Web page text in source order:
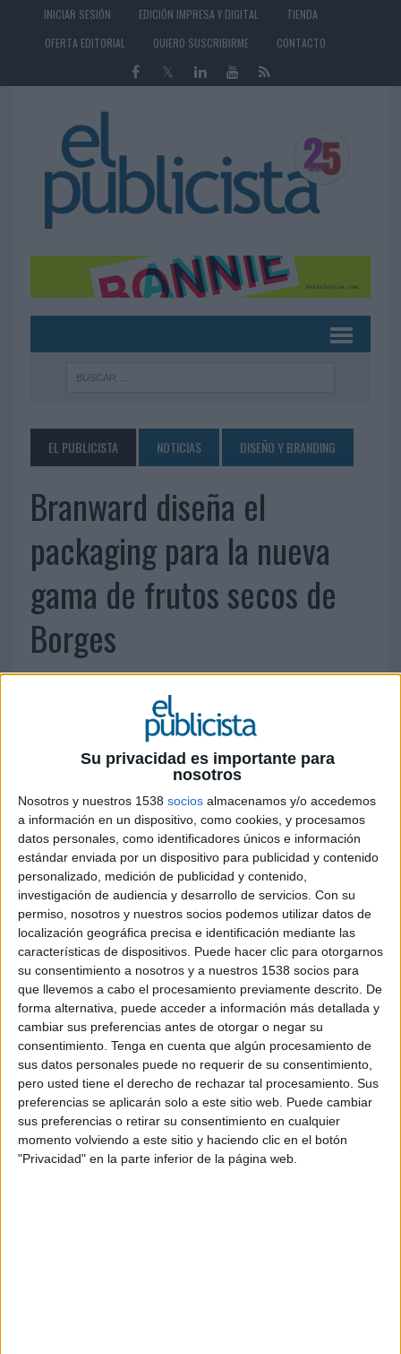
Su privacidad es importante para
nosotros
Nosotros y nuestros 1538 socios almacenamos y/o accedemos
a información en un dispositivo, como cookies, y procesamos
datos personales, como identificadores únicos e información
estándar enviada por un dispositivo para publicidad y contenido
personalizado, medición de publicidad y contenido,
investigación de audiencia y desarrollo de servicios. Con su
permiso, nosotros y nuestros socios podemos utilizar datos de
localización geográfica precisa e identificación mediante las
características de dispositivos. Puede hacer clic para otorgarnos
su consentimiento a nosotros y a nuestros 1538 socios para
que llevemos a cabo el procesamiento previamente descrito. De
forma alternativa, puede acceder a información más detallada y
cambiar sus preferencias antes de otorgar o negar su
consentimiento. Tenga en cuenta que algún procesamiento de
sus datos personales puede no requerir de su consentimiento,
pero usted tiene el derecho de rechazar tal procesamiento. Sus
preferencias se aplicarán solo a este sitio web. Puede cambiar
sus preferencias o retirar su consentimiento en cualquier
momento volviendo a este sitio y haciendo clic en el botón
"Privacidad" en la parte inferior de la página web.
INICIAR SESIÓN EDICIÓN IMPRESA Y DIGITAL
TIENDA
OFERTA EDITORIAL
QUIERO SUSCRIBIRME CONTACTO
EL PUBLICISTA NOTICIAS DISEÑO Y BRANDING
Branward diseña el
packaging para la nueva
gama de frutos secos de
Borges
31 DE MAYO DE 2011
La marca lanza al mercado internacional una
nueva línea de frutos secos con posicionamiento
‘premium’
Branward, compañía líder en consultoría estratégica de marca, es la responsable
del packaging design de la nueva gama de frutos secos Borges para el mercado
internacional. Según comenta Mar Vilaplana, Strategic Planner de Branward, “el
principal reto ha sido el de conseguir transmitir los valores de la marca Borges -
posicionamiento ‘premium’ del nuevo producto. El resultado obtenido ha sido
muy satisfactorio para todos”.
La experiencia nacional de Borges, como símbolo del sabor mediterráneo, les
permite afrontar con éxito la exportación. Por ello con esta gama de productos